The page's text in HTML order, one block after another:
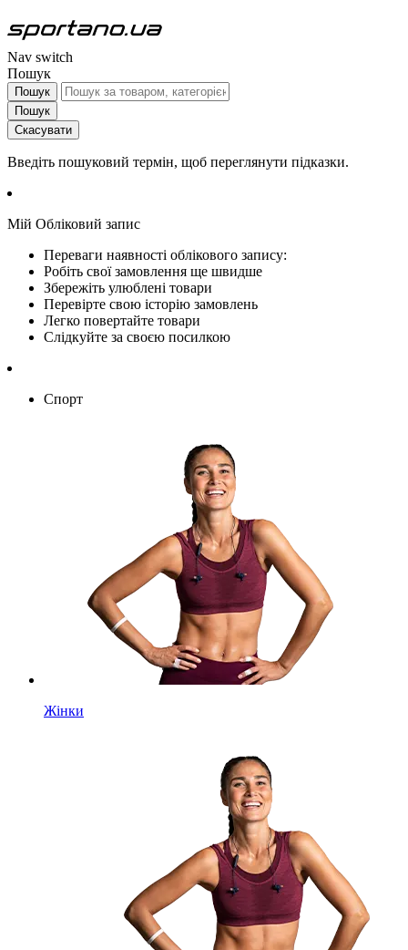
Nav switch
Пошук
Пошук
Пошук
Скасувати
Введіть пошуковий термін, щоб переглянути підказки.
Мій Обліковий запис
Переваги наявності облікового запису:
Робіть свої замовлення ще швидше
Збережіть улюблені товари
Перевірте свою історію замовлень
Легко повертайте товари
Слідкуйте за своєю посилкою
Спорт
Жінки